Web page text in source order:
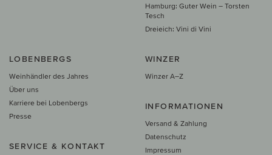
Hamburg: Guter Wein – Torsten
Tesch
Dreieich: Vini di Vini
LOBENBERGS
Weinhändler des Jahres
Über uns
Karriere bei Lobenbergs
Presse
SERVICE & KONTAKT
WINZER
Winzer A–Z
INFORMATIONEN
Versand & Zahlung
Datenschutz
Impressum